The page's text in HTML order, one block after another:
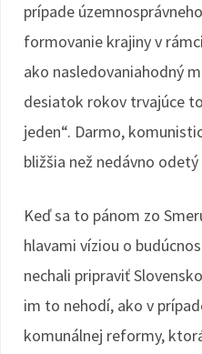
prípade
formovanie krajiny v
ako nasledovaniahodný
desiatok rokov trvajúce
jeden“. Darmo,
bližšia než nedávno
Keď sa to pánom zo
hlavami víziou o
nechali pripraviť
im to nehodí, ako v
komunálnej reformy,